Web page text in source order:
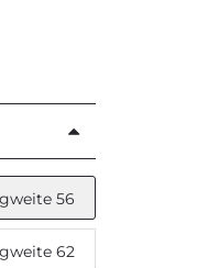
56
62